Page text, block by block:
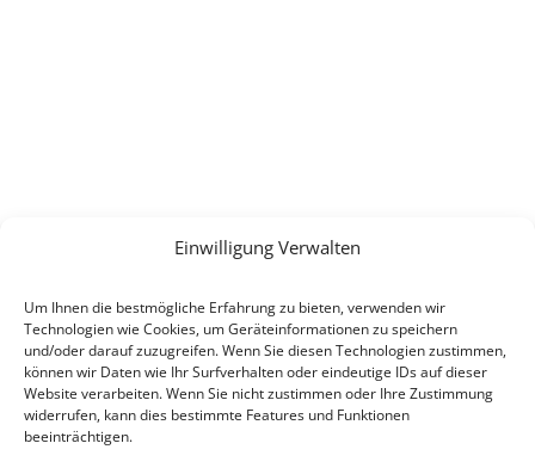
Einwilligung Verwalten
Um Ihnen die bestmögliche Erfahrung zu bieten, verwenden wir
Technologien wie Cookies, um Geräteinformationen zu speichern
und/oder darauf zuzugreifen. Wenn Sie diesen Technologien zustimmen,
können wir Daten wie Ihr Surfverhalten oder eindeutige IDs auf dieser
Website verarbeiten. Wenn Sie nicht zustimmen oder Ihre Zustimmung
widerrufen, kann dies bestimmte Features und Funktionen
beeinträchtigen.
Beitrittserklärung
Cookie-Einstellungen
Datenschutz
Impressum
SPENDEN